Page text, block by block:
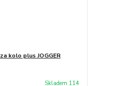
kolo plus JOGGER
Skladem 114